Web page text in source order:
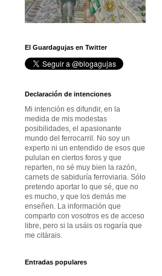
El Guardagujas en Twitter
Declaración de intenciones
Mi intención es difundir, en la
medida de mis modestas
posibilidades, el apasionante
mundo del ferrocarril. No soy un
experto ni un entendido de esos que
pululan en ciertos foros y que
reparten, no sé muy bien la razón,
carnets de sabiduría ferroviaria. Sólo
pretendo aportar lo que sé, que no
es mucho, y que los demás me
enseñen. La información que
comparto con vosotros es de acceso
libre, pero si la usáis os rogaría que
me citárais.
Entradas populares